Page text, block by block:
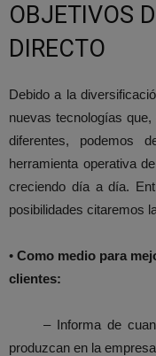
OBJETIVOS
DIRECTO
Debido a la
nuevas tecnologías
diferentes, podemos
herramienta operativa
creciendo día a día.
posibilidades citaremos
• Como medio para
clientes:
– Informa de
produzcan en la